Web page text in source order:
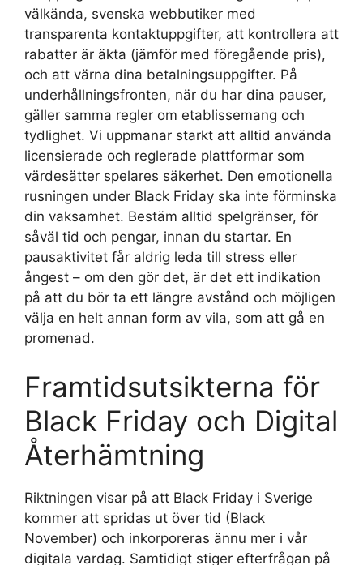
välkända, svenska webbutiker med
transparenta kontaktuppgifter, att kontrollera att
rabatter är äkta (jämför med föregående pris),
och att värna dina betalningsuppgifter. På
underhållningsfronten, när du har dina pauser,
gäller samma regler om etablissemang och
tydlighet. Vi uppmanar starkt att alltid använda
licensierade och reglerade plattformar som
värdesätter spelares säkerhet. Den emotionella
rusningen under Black Friday ska inte förminska
din vaksamhet. Bestäm alltid spelgränser, för
såväl tid och pengar, innan du startar. En
pausaktivitet får aldrig leda till stress eller
ångest – om den gör det, är det ett indikation
på att du bör ta ett längre avstånd och möjligen
välja en helt annan form av vila, som att gå en
promenad.
Framtidsutsikterna för
Black Friday och Digital
Återhämtning
Riktningen visar på att Black Friday i Sverige
kommer att spridas ut över tid (Black
November) och inkorporeras ännu mer i vår
digitala vardag. Samtidigt stiger efterfrågan på